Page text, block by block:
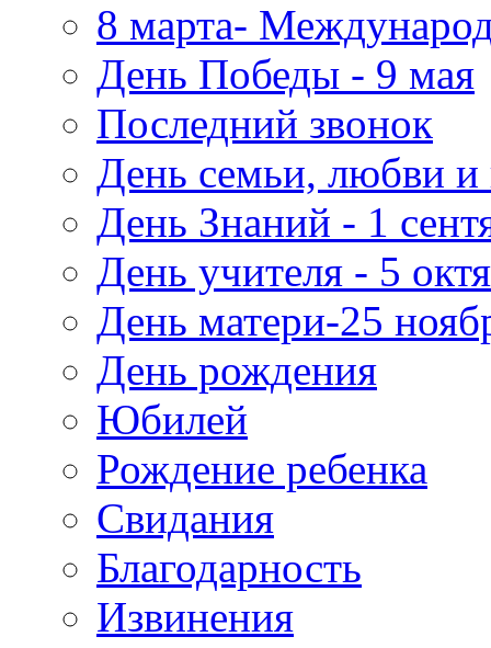
8 марта-
День Победы - 9 мая
Последний звонок
День семьи, любви и
День Знаний - 1
День учителя - 5
День матери-25
День рождения
Юбилей
Рождение ребенка
Свидания
Благодарность
Извинения